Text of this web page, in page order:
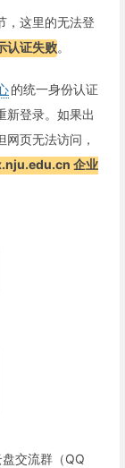
，这里的无法登
认证失败。
的统一身份认证
新登录。如果出
页无法访问，
企业
交流群（QQ